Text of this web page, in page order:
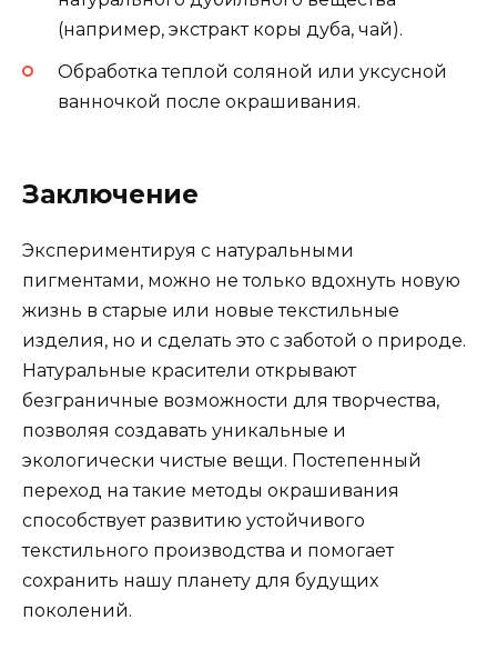
(например, экстракт коры дуба, чай).
Обработка теплой соляной или уксусной
ванночкой после окрашивания.
Заключение
Экспериментируя с натуральными
пигментами, можно не только вдохнуть новую
жизнь в старые или новые текстильные
изделия, но и сделать это с заботой о природе.
Натуральные красители открывают
безграничные возможности для творчества,
позволяя создавать уникальные и
экологически чистые вещи. Постепенный
переход на такие методы окрашивания
способствует развитию устойчивого
текстильного производства и помогает
сохранить нашу планету для будущих
поколений.